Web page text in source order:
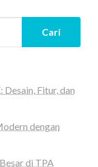
Cari
Fitur, dan
dengan
di TPA